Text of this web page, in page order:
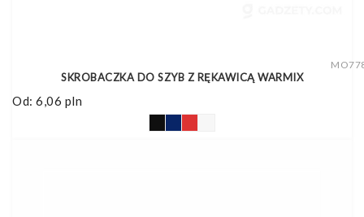
SKROBACZKA DO SZYB Z RĘKAWICĄ WARMIX
Od: 6,06 pln